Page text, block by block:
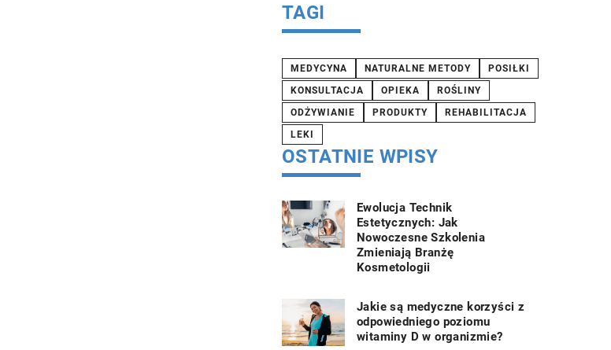
TAGI
MEDYCYNA NATURALNE METODY
POSIŁKI
KONSULTACJA
OPIEKA
ROŚLINY
ODŻYWIANIE
PRODUKTY
REHABILITACJA
LEKI
OSTATNIE WPISY
Ewolucja Technik
Estetycznych: Jak
Nowoczesne Szkolenia
Zmieniają Branżę
Kosmetologii
Jakie są medyczne korzyści z
odpowiedniego poziomu
witaminy D w organizmie?